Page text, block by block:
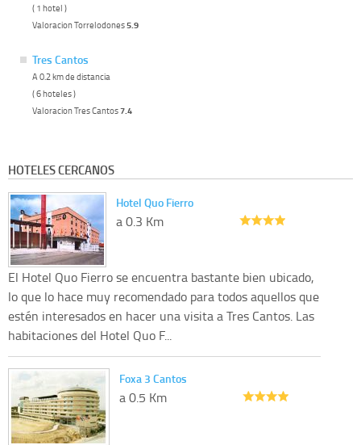
( 1 hotel )
Valoracion Torrelodones5.9
Tres Cantos
A 0.2 km de distancia
( 6 hoteles )
Valoracion Tres Cantos7.4
HOTELES CERCANOS
Hotel Quo Fierro
a 0.3 Km
El Hotel Quo Fierro se encuentra bastante bien ubicado,
lo que lo hace muy recomendado para todos aquellos que
estén interesados en hacer una visita a Tres Cantos. Las
habitaciones del Hotel Quo F...
Foxa 3 Cantos
a 0.5 Km